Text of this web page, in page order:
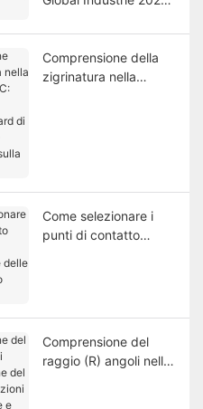
Comprensione della
zigrinatura nella
produzione
Come selezionare i
punti di contatto
Comprensione del
raggio (R) angoli nella